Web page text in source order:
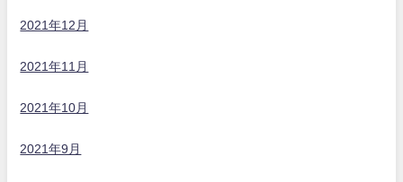
2021年12月
2021年11月
2021年10月
2021年9月